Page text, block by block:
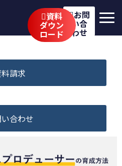
資料
ダウン
ロード
お問
い合
わせ
ービス
・セミナー
ログ
請求
合わせ